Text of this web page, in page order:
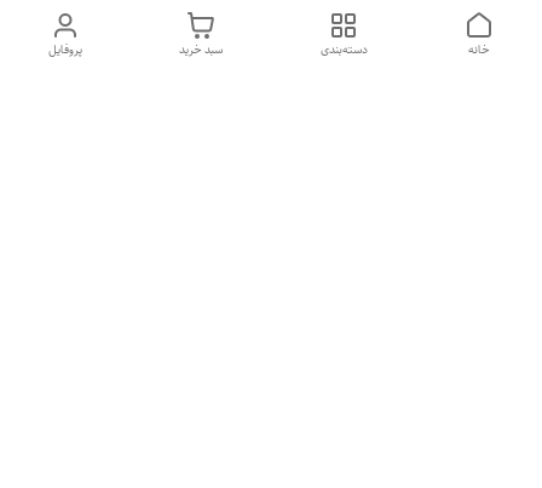
پروفایل سبد خرید دسته‌بندی خانه